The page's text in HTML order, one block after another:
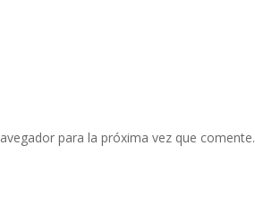
para la próxima vez que comente.